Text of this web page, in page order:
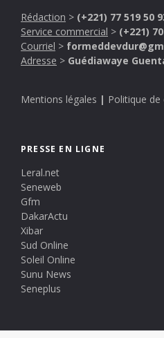
Rédaction > (+221) 77 519 50
Service commercial > (+221)
Courriel >
Adresse > Guédiawaye
Mentions légales | Politique
PRESSE EN LIGNE
Leral.net
Seneweb
Gfm
DakarActu
Xibar
Sud Online
Soleil Online
Sunu News
Seneplus